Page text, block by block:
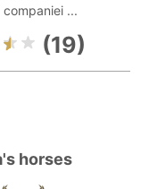
...
(19)
horses